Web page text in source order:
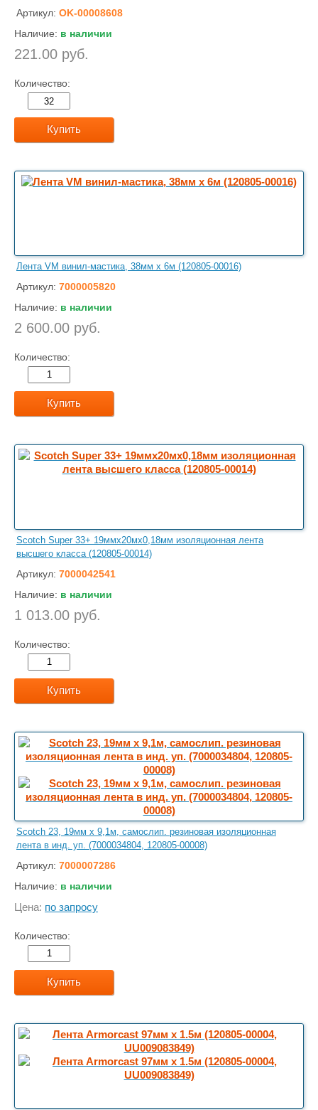
Артикул: OK-00008608
Наличие: в наличии
221.00 руб.
Количество:
Купить
Лента VM винил-мастика, 38мм х 6м (120805-00016)
Артикул: 7000005820
Наличие: в наличии
2 600.00 руб.
Количество:
Купить
Scotch Super 33+ 19ммх20мх0,18мм изоляционная лента
высшего класса (120805-00014)
Артикул: 7000042541
Наличие: в наличии
1 013.00 руб.
Количество:
Купить
Scotch 23, 19мм х 9,1м, самослип. резиновая изоляционная
лента в инд. уп. (7000034804, 120805-00008)
Артикул: 7000007286
Наличие: в наличии
Цена: по запросу
Количество:
Купить